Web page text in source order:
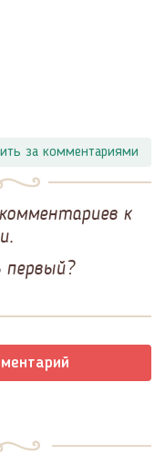
за комментариями
к